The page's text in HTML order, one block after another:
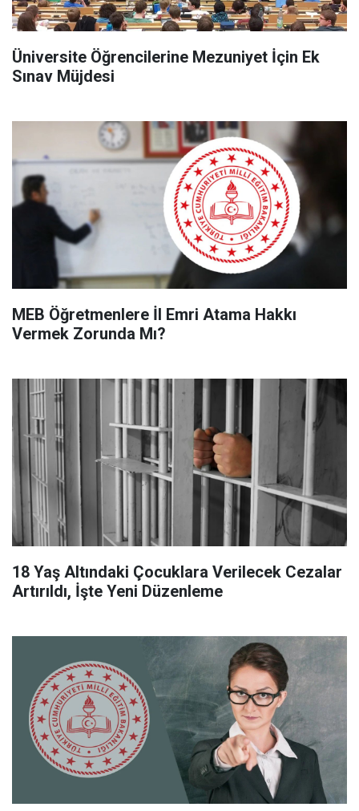
Üniversite Öğrencilerine Mezuniyet İçin Ek
Sınav Müjdesi
MEB Öğretmenlere İl Emri Atama Hakkı
Vermek Zorunda Mı?
18 Yaş Altındaki Çocuklara Verilecek Cezalar
Artırıldı, İşte Yeni Düzenleme